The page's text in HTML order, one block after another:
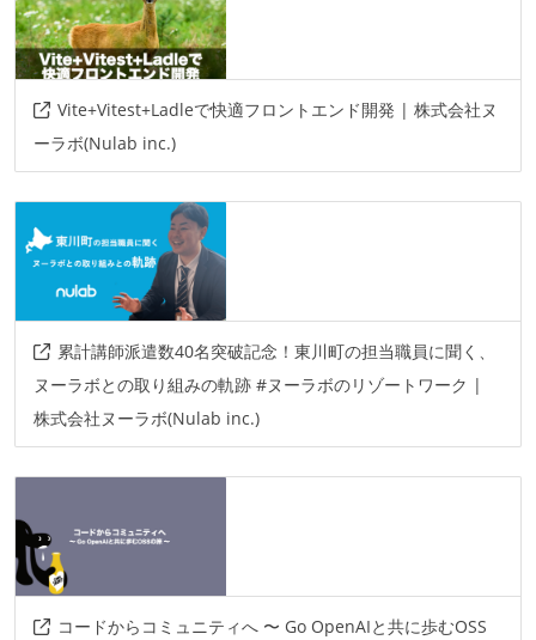
Vite+Vitest+Ladleで快適フロントエンド開発 | 株式会社ヌ
ーラボ(Nulab inc.)
累計講師派遣数40名突破記念！東川町の担当職員に聞く、
ヌーラボとの取り組みの軌跡 #ヌーラボのリゾートワーク |
株式会社ヌーラボ(Nulab inc.)
コードからコミュニティへ 〜 Go OpenAIと共に歩むOSS